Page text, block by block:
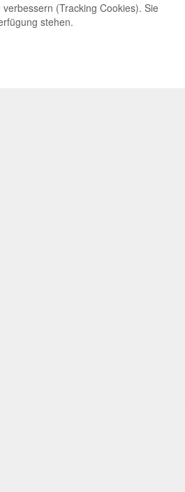
(Tracking Cookies). Sie
stehen.